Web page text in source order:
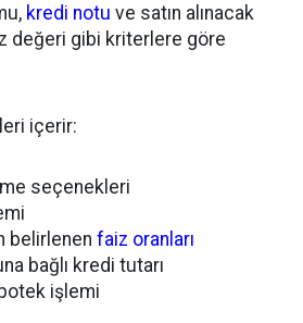
kredi notu ve satın alınacak
değeri gibi kriterlere göre
içerir:
seçenekleri
belirlenen faiz oranları
bağlı kredi tutarı
işlemi